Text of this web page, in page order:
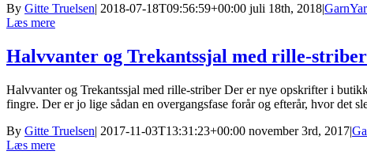
By Gitte Truelsen| 2018-07-18T09:56:59+00:00 juli 18th, 2018|
Læs mere
Halvvanter og Trekantssjal med rille-striber
Halvvanter og Trekantssjal med rille-striber Der er nye opskrifter i
fingre. Der er jo lige sådan en overgangsfase forår og efterår, hvor det
By Gitte Truelsen| 2017-11-03T13:31:23+00:00 november 3rd, 2017|
Læs mere